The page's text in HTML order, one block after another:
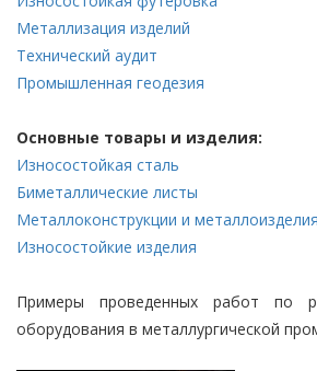
Металлизация изделий
Технический аудит
Промышленная геодезия
Основные товары и изделия:
Износостойкая сталь
Биметаллические листы
Металлоконструкции и металлоизделия
Износостойкие изделия
Примеры проведенных работ по
оборудования в металлургической